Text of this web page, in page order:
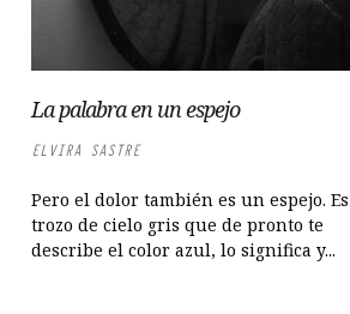
La palabra en un espejo
ELVIRA SASTRE
Pero el dolor también es un espejo.
trozo de cielo gris que de pronto te
describe el color azul, lo significa y...